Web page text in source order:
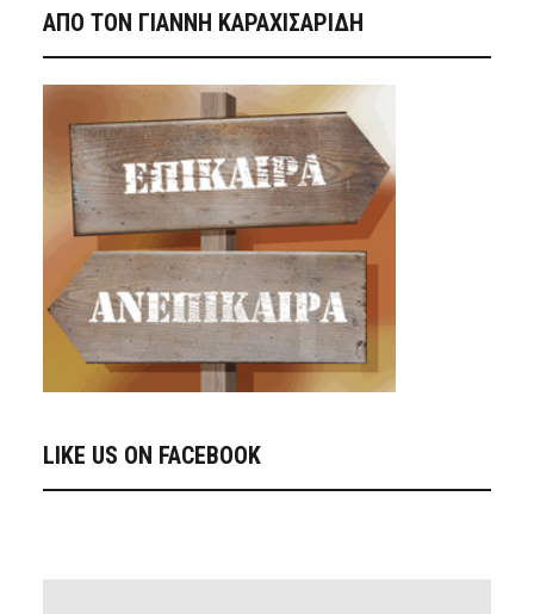
ΑΠΟ ΤΟΝ ΓΙΑΝΝΗ ΚΑΡΑΧΙΣΑΡΙΔΗ
LIKE US ON FACEBOOK